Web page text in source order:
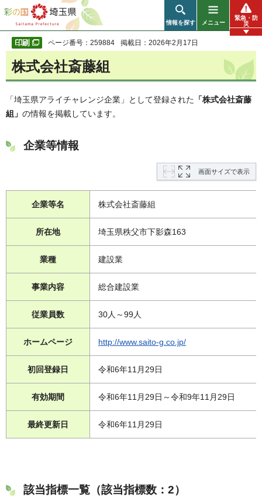
彩の国 埼玉県
情報を探す メニュー
緊急・防
災
ページ番号：259884 掲載日：2026年2月17日
株式会社斎藤組
「埼玉県アライチャレンジ企業」として登録された 「株式会社斎藤
組」 の情報を掲載しています。
企業等情報
画面サイズで表示
企業等名 株式会社斎藤組
所在地 埼玉県秩父市下影森163
業種 建設業
事業内容 総合建設業
従業員数 30人～99人
ホームページ http://www.saito-g.co.jp/
初回登録日 令和6年11月29日
有効期間 令和6年11月29日～令和9年11月29日
最終更新日 令和6年11月29日
該当指標一覧（該当指標数：2）